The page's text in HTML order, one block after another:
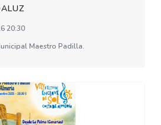
20:30
Maestro Padilla.